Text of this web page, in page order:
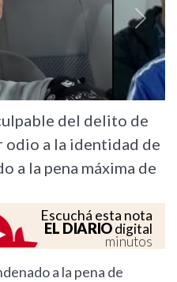
Next
del delito de
odio a la identidad de
a la pena máxima de
Escuchá esta nota
EL DIARIOdigital
minutos
a la pena de